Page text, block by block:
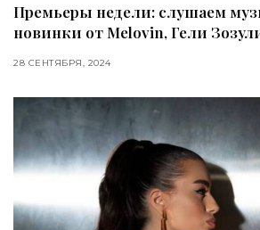
Премьеры недели: слушаем
новинки от Melovin, Гели
28 СЕНТЯБРЯ, 2024